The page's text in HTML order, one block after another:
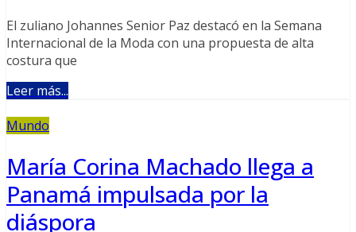
El zuliano Johannes Senior Paz destacó en la Semana
Internacional de la Moda con una propuesta de alta
costura que
Leer más...
Mundo
María Corina Machado llega a
Panamá impulsada por la
diáspora